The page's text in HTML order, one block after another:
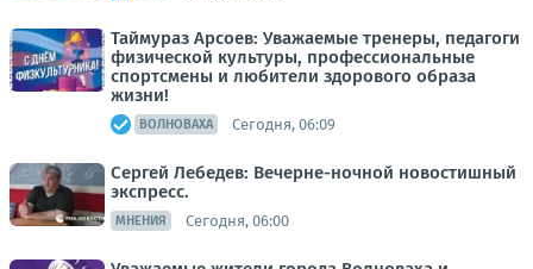
Таймураз Арсоев: Уважаемые тренеры, педагоги
физической культуры, профессиональные
спортсмены и любители здорового образа
жизни!
ВОЛНОВАХА Сегодня, 06:09
Сергей Лебедев: Вечерне-ночной новостишный
экспресс.
МНЕНИЯ Сегодня, 06:00